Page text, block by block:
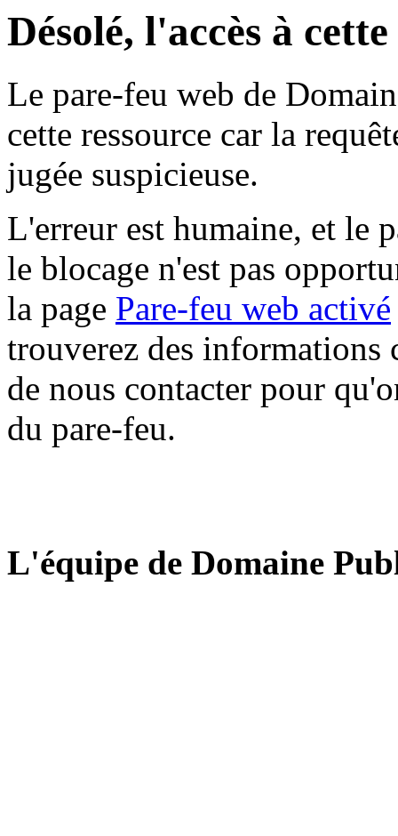
Désolé, l'accès à
Le pare-feu web de
cette ressource car la
jugée suspicieuse.
L'erreur est humaine, et le
le blocage n'est pas
la page Pare-feu web activé
trouverez des informations
de nous contacter pour
du pare-feu.
L'équipe de Domaine